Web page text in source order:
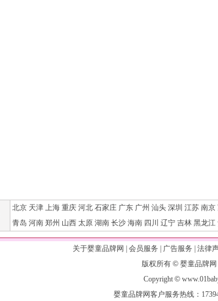
北京 天津 上海 重庆 河北 石家庄 广东 广州 汕头 深圳 江苏 南京
青岛 河南 郑州 山西 太原 湖南 长沙 海南 四川 辽宁 吉林 黑龙江
关于婴童品牌网 会员服务 广告服务 法律
版权所有 © 婴童品牌
Copyright ©
婴童品牌网客户服务热线：